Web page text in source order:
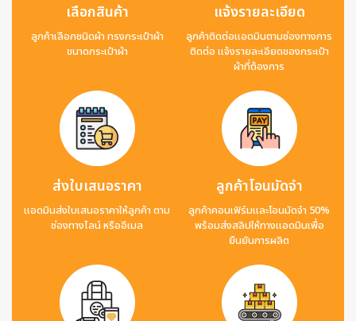
เลือกสินค้า
ลูกค้าเลือกชนิดผ้า ทรงกระเป๋าผ้า
ขนาดกระเป๋าผ้า
แจ้งรายละเอียด
ลูกค้าติดต่อแอดมินตามช่องทางการ
ติดต่อ แจ้งรายละเอียดของกระเป๋า
ผ้าที่ต้องการ
ส่งใบเสนอราคา
แอดมินส่งใบเสนอราคาให้ลูกค้า ตาม
ช่องทางไลน์ หรืออีเมล
ลูกค้าโอนมัดจำ
ลูกค้าคอนเฟิร์มและโอนมัดจำ 50%
พร้อมส่งสลิปให้ทางแอดมินเพื่อ
ยืนยันการผลิต